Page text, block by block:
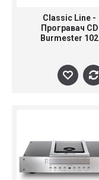
Classic Line -
Програвач CD
Burmester 102